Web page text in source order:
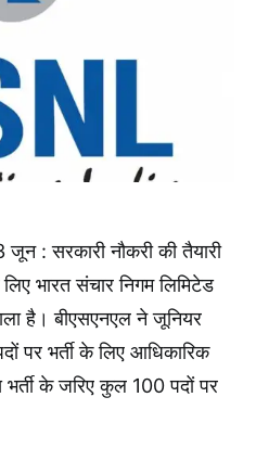
: सरकारी नौकरी की तैयारी
भारत संचार निगम लिमिटेड
है। बीएसएनएल ने जूनियर
पर भर्ती के लिए आधिकारिक
के जरिए कुल 100 पदों पर